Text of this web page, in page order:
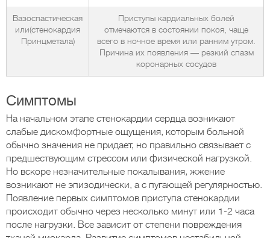
Вазоспастическая
или(стенокардия
Принцметала)
Приступы кардиальных болей
отмечаются в состоянии покоя, чаще
всего в ночное время или ранним утром.
Причина их появления — резкий спазм
коронарных сосудов
Симптомы
На начальном этапе стенокардии сердца возникают
слабые дискомфортные ощущения, которым больной
обычно значения не придает, но правильно связывает с
предшествующим стрессом или физической нагрузкой.
Но вскоре незначительные покалывания, жжение
возникают не эпизодически, а с пугающей регулярностью.
Появление первых симптомов приступа стенокардии
происходит обычно через несколько минут или 1-2 часа
после нагрузки. Все зависит от степени повреждения